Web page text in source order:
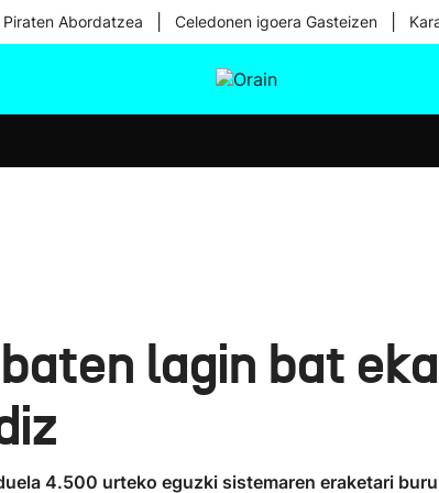
Abordatzea Celedonen igoera Gasteizen
lagin bat
4.500 urteko eguzki sistemaren eraketari